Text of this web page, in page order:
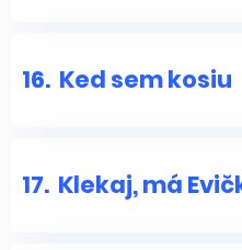
16. Ked sem kosiu
17. Klekaj, má